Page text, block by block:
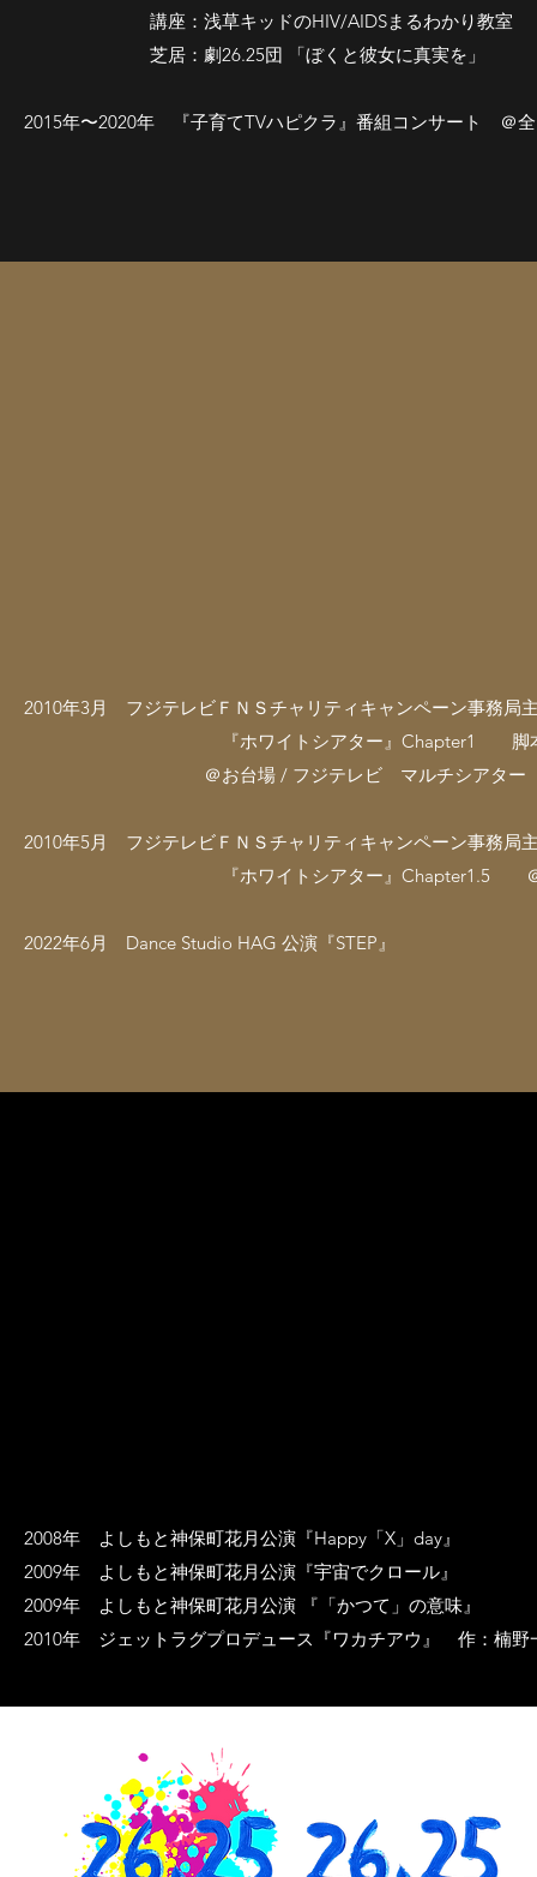
講座：浅草キッドのHIV/AIDSまるわかり教室
芝居：劇26.25団 「ぼくと彼女に真実を」
2015年〜2020年 『子育てTVハピクラ』番組コンサート ＠
2010年3月 フジテレビＦＮＳチャリティキャンペーン事務
『ホワイトシアター』Chapter1 脚本：杉田鮎
＠お台場 / フジテレビ マルチシアター
2010年5月 フジテレビＦＮＳチャリティキャンペーン事務
『ホワイトシアター』Chapter1.5 ＠お台場
2022年6月 Dance Studio HAG 公演『STEP』
2008年 よしもと神保町花月公演『Happy「X」day』
2009年 よしもと神保町花月公演『宇宙でクロール』
2009年 よしもと神保町花月公演 『「かつて」の意味』
2010年 ジェットラグプロデュース『ワカチアウ』 作：楠野